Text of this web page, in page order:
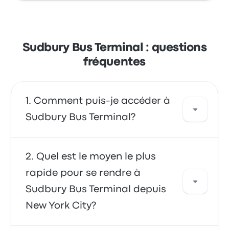
Sudbury Bus Terminal : questions
fréquentes
Comment puis-je accéder à
Sudbury Bus Terminal?
Vous déplacer en bus vous offre un accès
direct à votre destination. Vous pouvez
également prendre un taxi ou utiliser un
service de covoiturage.
Quel est le moyen le plus
rapide pour se rendre à
Sudbury Bus Terminal depuis
New York City?